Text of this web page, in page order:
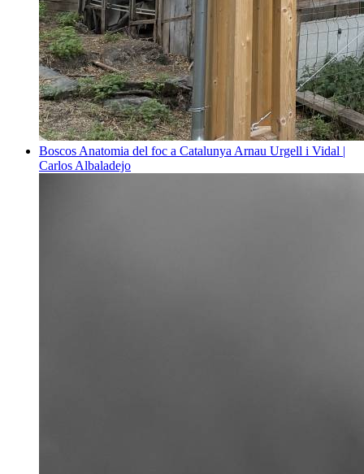
Boscos Anatomia del foc a Catalunya Arnau Urgell i Vidal |
Carlos Albaladejo